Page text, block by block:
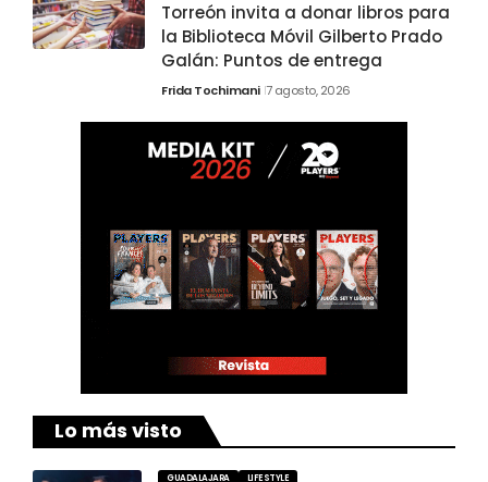
Torreón invita a donar libros para
la Biblioteca Móvil Gilberto Prado
Galán: Puntos de entrega
Frida Tochimani 7 agosto, 2026
Lo más visto
GUADALAJARA LIFESTYLE